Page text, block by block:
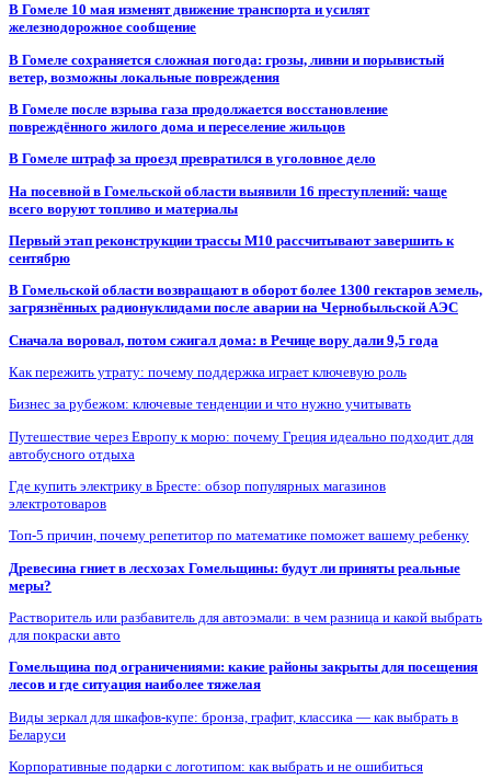
В Гомеле 10 мая изменят движение транспорта и усилят
железнодорожное сообщение
В Гомеле сохраняется сложная погода: грозы, ливни и порывистый
ветер, возможны локальные повреждения
В Гомеле после взрыва газа продолжается восстановление
повреждённого жилого дома и переселение жильцов
В Гомеле штраф за проезд превратился в уголовное дело
На посевной в Гомельской области выявили 16 преступлений: чаще
всего воруют топливо и материалы
Первый этап реконструкции трассы М10 рассчитывают завершить к
сентябрю
В Гомельской области возвращают в оборот более 1300 гектаров земель,
загрязнённых радионуклидами после аварии на Чернобыльской АЭС
Сначала воровал, потом сжигал дома: в Речице вору дали 9,5 года
Как пережить утрату: почему поддержка играет ключевую роль
Бизнес за рубежом: ключевые тенденции и что нужно учитывать
Путешествие через Европу к морю: почему Греция идеально подходит для
автобусного отдыха
Где купить электрику в Бресте: обзор популярных магазинов
электротоваров
Топ-5 причин, почему репетитор по математике поможет вашему ребенку
Древесина гниет в лесхозах Гомельщины: будут ли приняты реальные
меры?
Растворитель или разбавитель для автоэмали: в чем разница и какой выбрать
для покраски авто
Гомельщина под ограничениями: какие районы закрыты для посещения
лесов и где ситуация наиболее тяжелая
Виды зеркал для шкафов-купе: бронза, графит, классика — как выбрать в
Беларуси
Корпоративные подарки с логотипом: как выбрать и не ошибиться